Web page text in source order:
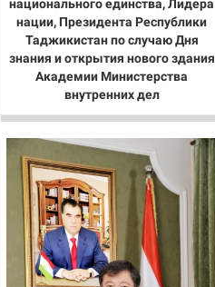
национального единства, Лидера
нации, Президента Республики
Таджикистан по случаю Дня
знания и открытия нового здания
Академии Министерства
внутренних дел